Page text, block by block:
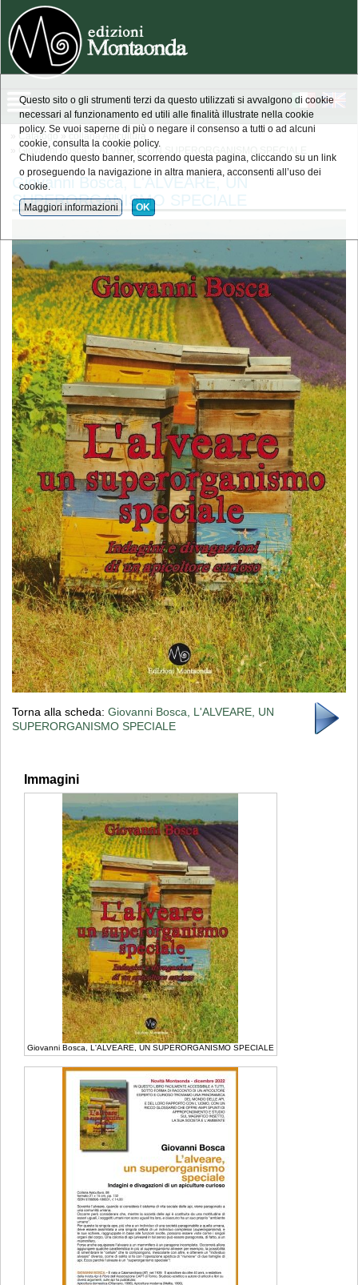
» Catalogo »
collana Apicultura
»
Giovanni Bosca, L'ALVEARE, UN SUPERORGANISMO SPECIALE
Giovanni Bosca, L'ALVEARE, UN
SUPERORGANISMO SPECIALE
Torna alla scheda:Giovanni Bosca, L'ALVEARE, UN
SUPERORGANISMO SPECIALE
Immagini
Giovanni Bosca, L'ALVEARE, UN SUPERORGANISMO SPECIALE
Questo sito o gli strumenti terzi da questo utilizzati si avvalgono di cookie
necessari al funzionamento ed utili alle finalità illustrate nella cookie
policy. Se vuoi saperne di più o negare il consenso a tutti o ad alcuni
cookie, consulta la cookie policy.
Chiudendo questo banner, scorrendo questa pagina, cliccando su un link
o proseguendo la navigazione in altra maniera, acconsenti all’uso dei
cookie.
Maggiori informazioni OK